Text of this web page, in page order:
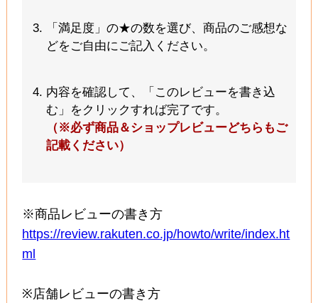
「満足度」の★の数を選び、商品のご感想な
どをご自由にご記入ください。
内容を確認して、「このレビューを書き込
む」をクリックすれば完了です。
（※必ず商品＆ショップレビューどちらもご
記載ください）
※商品レビューの書き方
https://review.rakuten.co.jp/howto/write/index.ht
ml
※店舗レビューの書き方